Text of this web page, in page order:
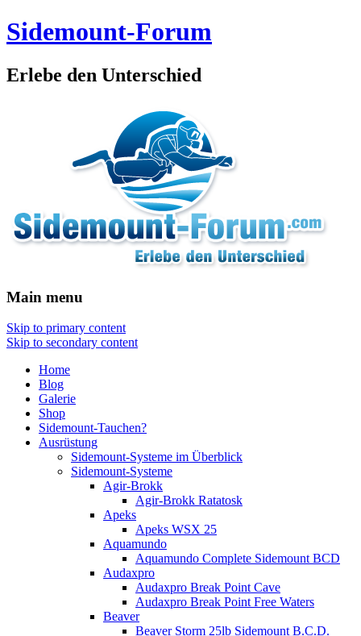
Sidemount-Forum
Erlebe den Unterschied
Main menu
Skip to primary content
Skip to secondary content
Home
Blog
Galerie
Shop
Sidemount-Tauchen?
Ausrüstung
Sidemount-Systeme im Überblick
Sidemount-Systeme
Agir-Brokk
Agir-Brokk Ratatosk
Apeks
Apeks WSX 25
Aquamundo
Aquamundo Complete Sidemount BCD
Audaxpro
Audaxpro Break Point Cave
Audaxpro Break Point Free Waters
Beaver
Beaver Storm 25lb Sidemount B.C.D.